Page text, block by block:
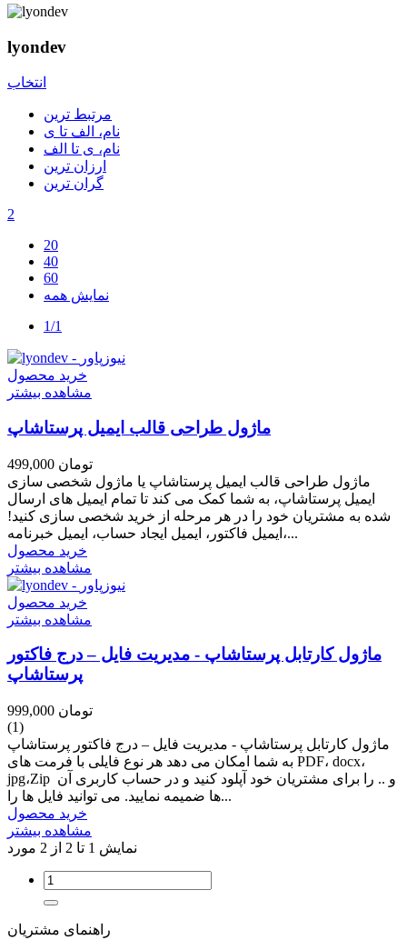
lyondev
انتخاب
مرتبط ترین
نام، الف تا ی
نام، ی تا الف
ارزان ترین
گران ترین
2
20
40
60
نمایش همه
1/1
خرید محصول
مشاهده بیشتر
ماژول طراحی قالب ایمیل پرستاشاپ
499,000 تومان
ماژول طراحی قالب ایمیل پرستاشاپ یا ماژول شخصی سازی
ایمیل پرستاشاپ، به شما کمک می کند تا تمام ایمیل های ارسال
شده به مشتریان خود را در هر مرحله از خرید شخصی سازی کنید!
ایمیل فاکتور، ایمیل ایجاد حساب، ایمیل خبرنامه،...
خرید محصول
مشاهده بیشتر
خرید محصول
مشاهده بیشتر
ماژول کارتابل پرستاشاپ - مدیریت فایل – درج فاکتور
پرستاشاپ
999,000 تومان
(1)
ماژول کارتابل پرستاشاپ - مدیریت فایل – درج فاکتور پرستاشاپ
به شما امکان می دهد هر نوع فایلی با فرمت های PDF، docx،
jpg،Zip و .. را برای مشتریان خود آپلود کنید و در حساب کاربری آن
ها ضمیمه نمایید. می توانید فایل ها را...
خرید محصول
مشاهده بیشتر
نمایش 1 تا 2 از 2 مورد
راهنمای مشتریان